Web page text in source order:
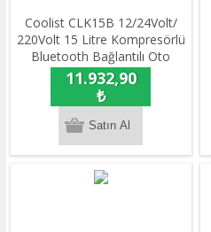
Coolist CLK15B 12/24Volt/
220Volt 15 Litre Kompresörlü
Bluetooth Bağlantılı Oto
Buzdolabı
11.932,90
₺